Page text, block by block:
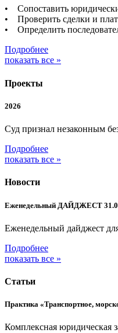
• Сопоставить
• Проверить сделки и
• Определить
Подробнее
показать все »
Проекты
2026
Суд признал незаконным
Подробнее
показать все »
Новости
Еженедельный ДАЙДЖЕСТ
Еженедельный дайджест
Подробнее
показать все »
Статьи
Практика «Транспортное,
Комплексная юридическая